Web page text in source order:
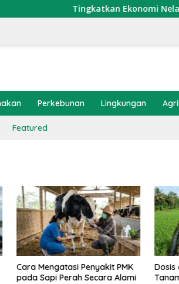
Tingkatkan Ekonomi Nelayan,
Perkebunan Lingkungan
Featured
Penyakit PMK
Secara Alami
Dosis dan Cara
Tanaman Padi pada